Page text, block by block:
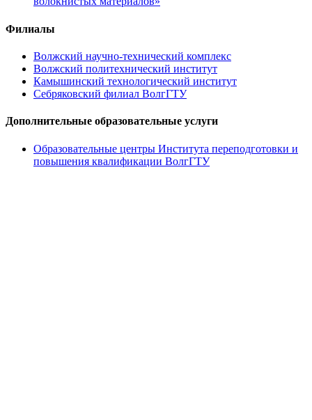
Филиалы
Волжский научно-технический комплекс
Волжский политехнический институт
Камышинский технологический институт
Себряковский филиал ВолгГТУ
Дополнительные образовательные услуги
Образовательные центры Института переподготовки и
повышения квалификации ВолгГТУ